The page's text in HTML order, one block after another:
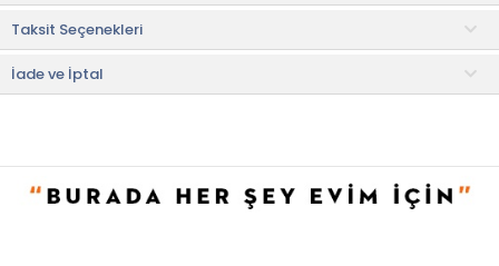
• Not: Bu fiyat perakende satışlar için belirlenmiştir. Toplu alımlar
Evidea tarafından incelenecek ve uygun bulunmayan siparişler
iptal edilecektir.
• " Ürün görsellerinde ışık, ortam ve dijital düzenlemelere bağlı
Taksit Seçenekleri
İade ve İptal